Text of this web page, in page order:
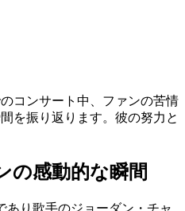
コンサート中、ファンの苦情
を振り返ります。彼の努力と
の感動的な瞬間
あり歌手のジョーダン・チャ